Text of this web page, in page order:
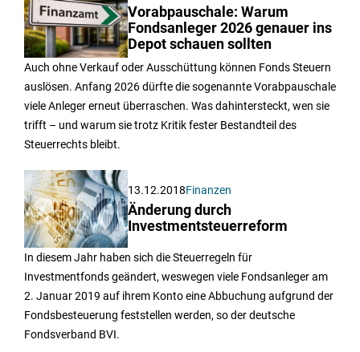
Vorabpauschale: Warum
Fondsanleger 2026 genauer ins
Depot schauen sollten
Auch ohne Verkauf oder Ausschüttung können Fonds Steuern
auslösen. Anfang 2026 dürfte die sogenannte Vorabpauschale
viele Anleger erneut überraschen. Was dahintersteckt, wen sie
trifft – und warum sie trotz Kritik fester Bestandteil des
Steuerrechts bleibt.
13.12.2018Finanzen
Änderung durch
Investmentsteuerreform
In diesem Jahr haben sich die Steuerregeln für
Investmentfonds geändert, weswegen viele Fondsanleger am
2. Januar 2019 auf ihrem Konto eine Abbuchung aufgrund der
Fondsbesteuerung feststellen werden, so der deutsche
Fondsverband BVI.